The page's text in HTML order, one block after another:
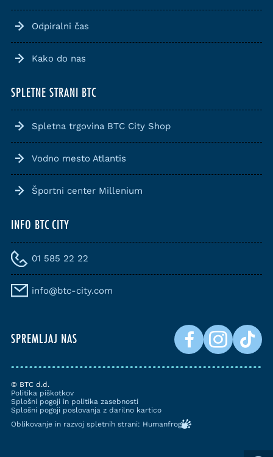
Odpiralni čas
Kako do nas
SPLETNE STRANI BTC
Spletna trgovina BTC City Shop
Vodno mesto Atlantis
Športni center Millenium
INFO BTC CITY
01 585 22 22
info@btc-city.com
SPREMLJAJ NAS
© BTC d.d.
Politika piškotkov
Splošni pogoji in politika zasebnosti
Splošni pogoji poslovanja z darilno kartico
Oblikovanje in razvoj spletnih strani: Humanfrog